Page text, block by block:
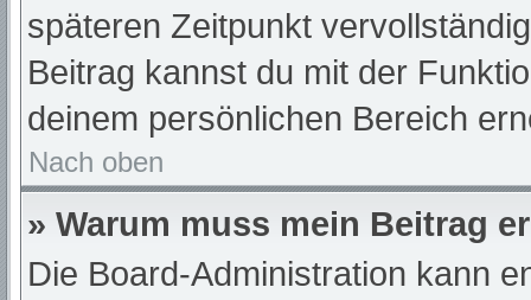
späteren Zeitpunkt
Beitrag kannst du mit der
deinem persönlichen Bereich
Nach oben
» Warum muss mein Beitrag
Die Board-Administration kann